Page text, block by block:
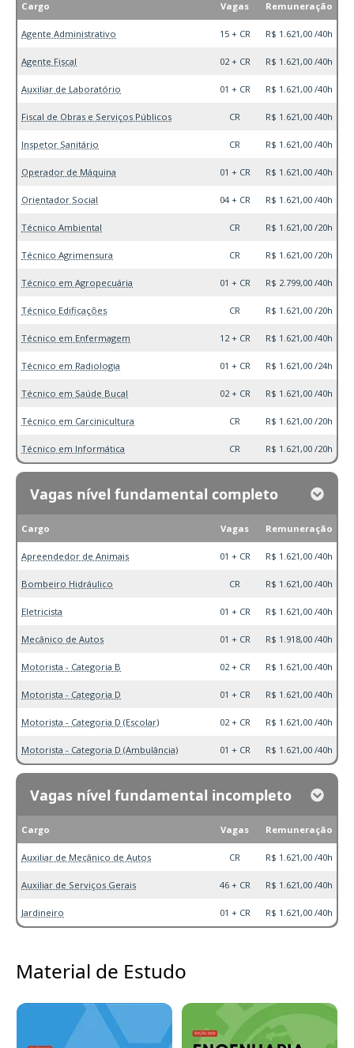
Cargo Vagas Remuneração
Agente Administrativo 15 + CR R$ 1.621,00 /40h
Agente Fiscal 02 + CR R$ 1.621,00 /40h
Auxiliar de Laboratório 01 + CR R$ 1.621,00 /40h
Fiscal de Obras e Serviços Públicos CR R$ 1.621,00 /40h
Inspetor Sanitário CR R$ 1.621,00 /40h
Operador de Máquina 01 + CR R$ 1.621,00 /40h
Orientador Social 04 + CR R$ 1.621,00 /40h
Técnico Ambiental CR R$ 1.621,00 /20h
Técnico Agrimensura CR R$ 1.621,00 /20h
Técnico em Agropecuária 01 + CR R$ 2.799,00 /40h
Técnico Edificações CR R$ 1.621,00 /20h
Técnico em Enfermagem 12 + CR R$ 1.621,00 /40h
Técnico em Radiologia 01 + CR R$ 1.621,00 /24h
Técnico em Saúde Bucal 02 + CR R$ 1.621,00 /40h
Técnico em Carcinicultura CR R$ 1.621,00 /20h
Técnico em Informática CR R$ 1.621,00 /20h
Vagas nível fundamental completo
Cargo Vagas Remuneração
Apreendedor de Animais 01 + CR R$ 1.621,00 /40h
Bombeiro Hidráulico CR R$ 1.621,00 /40h
Eletricista 01 + CR R$ 1.621,00 /40h
Mecânico de Autos 01 + CR R$ 1.918,00 /40h
Motorista - Categoria B 02 + CR R$ 1.621,00 /40h
Motorista - Categoria D 01 + CR R$ 1.621,00 /40h
Motorista - Categoria D (Escolar) 02 + CR R$ 1.621,00 /40h
Motorista - Categoria D (Ambulância) 01 + CR R$ 1.621,00 /40h
Vagas nível fundamental incompleto
Cargo Vagas Remuneração
Auxiliar de Mecânico de Autos CR R$ 1.621,00 /40h
Auxiliar de Serviços Gerais 46 + CR R$ 1.621,00 /40h
Jardineiro 01 + CR R$ 1.621,00 /40h
Material de Estudo